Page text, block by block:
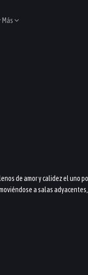
Más
de amor y calidez el
a salas